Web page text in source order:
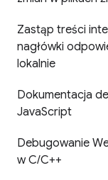
Zastąp treści
nagłówki
lokalnie
Dokumentacja
JavaScript
Debugowanie
w C/C++